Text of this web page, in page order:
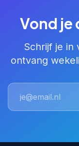
Vond
Schrijf je in
ontvang